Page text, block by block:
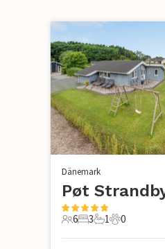
Dänemark
Pøt
6 Gäste
6
3 Schlafzimmer
3
1 Badezimmer
1
0 Haustiere
0